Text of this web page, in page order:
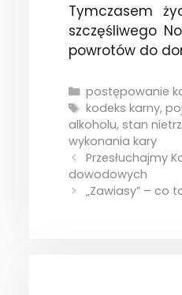
Tymczasem
szczęśliwego
powrotów do
Kategorie
postępowanie
Tagi
kodeks karny,
alkoholu, stan
wykonania kary
Przesłuchajmy
dowodowych
„Zawiasy” – co